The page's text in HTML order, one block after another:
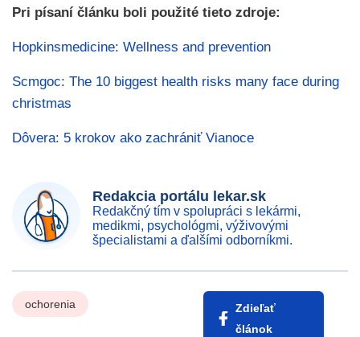
Pri písaní článku boli použité tieto zdroje:
Hopkinsmedicine: Wellness and prevention
Scmgoc: The 10 biggest health risks many face during
christmas
Dôvera: 5 krokov ako zachrániť Vianoce
Redakcia portálu lekar.sk
Redakčný tím v spolupráci s lekármi,
medikmi, psychológmi, výživovými
špecialistami a ďalšími odborníkmi.
ochorenia
Zdieľať
článok